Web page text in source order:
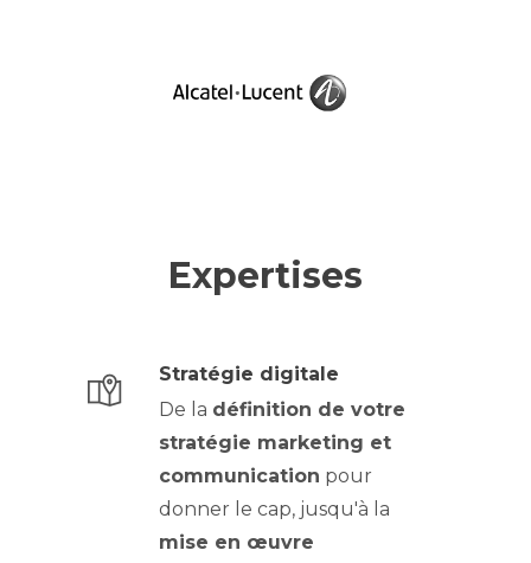
Expertises
Stratégie digitale
De la définition de votre
stratégie marketing et
communication pour
donner le cap, jusqu'à la
mise en œuvre